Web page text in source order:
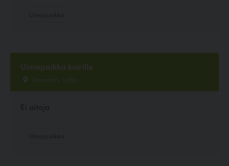
Uimapaikka koirille
Liessaari, Lohja
Ei aitoja